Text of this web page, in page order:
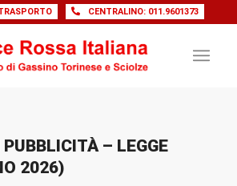
CENTRALINO: 011.9601373
– LEGGE
2026)